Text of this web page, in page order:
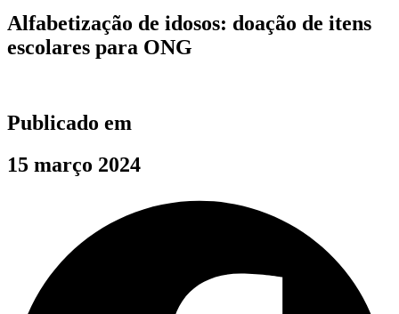
Alfabetização de idosos: doação de itens
escolares para ONG
Publicado em
15 março 2024